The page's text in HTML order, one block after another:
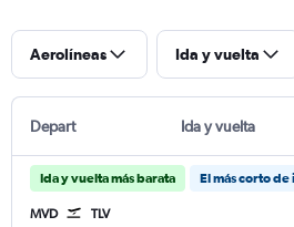
Aerolíneas Ida y vuelta
Depart Ida y vuelta
Ida y vuelta más barata El más corto
MVD TLV